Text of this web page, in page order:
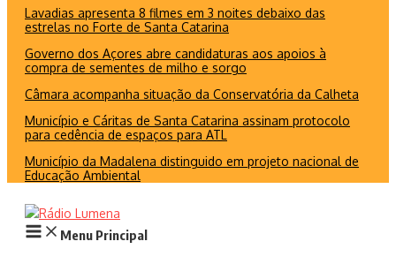
Lavadias apresenta 8 filmes em 3 noites debaixo das
estrelas no Forte de Santa Catarina
Governo dos Açores abre candidaturas aos apoios à
compra de sementes de milho e sorgo
Câmara acompanha situação da Conservatória da Calheta
Município e Cáritas de Santa Catarina assinam protocolo
para cedência de espaços para ATL
Município da Madalena distinguido em projeto nacional de
Educação Ambiental
Menu Principal